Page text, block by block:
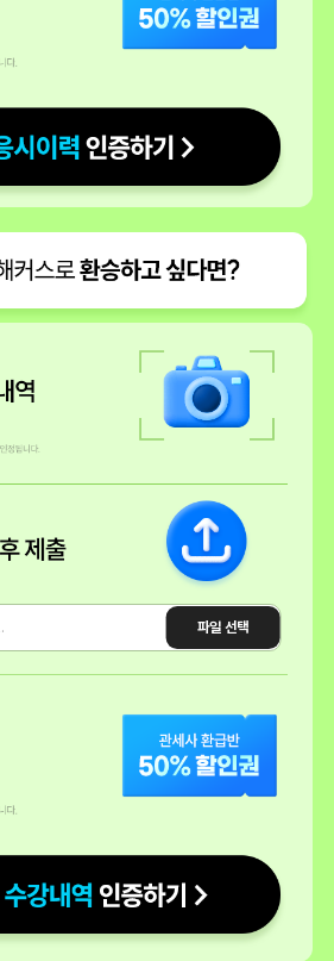
를 잘 이용하시면 자격증 공부 준비하실 때 매
강 이벤트는 정말 너무 좋은 것 같습니다.
직업으로 전환해보려합니다. 인고의 시간이
인 전문직 관세사 시험준비
1차 시험 합격하면 환급도 되고 2차 시험 강의
수강도 가능!
회
강의 무료배포 중으로 선경험 후결제 가능
수강생 전** 블로그
관세사 강의 추천합니다.
보자도 쉽게 따라갈 수 있습니다.
게 업데이트되어 대응할 수 있습니다.
의로 시험을 시작해보려 합니다.
모두 파이팅 입니다.
수강생 허* 카페
비해야할 일이 생겨서 이리저리 찾아보던중
는 관세사 강의를 등록하게 되었다.
시험인 만큼 공부할 양도 많지만,
분야인 만큼 한번 해봐야겠다!!
근무한지 1년 반이 되어가는 때에
무에 더욱 이해도가 높아졌으면 하는 마음으
로
재도전 50%
파일 선택
환승 50%